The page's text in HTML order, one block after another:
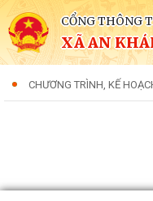
CỔNG THÔNG
XÃ AN
CHƯƠNG TRÌNH, KẾ